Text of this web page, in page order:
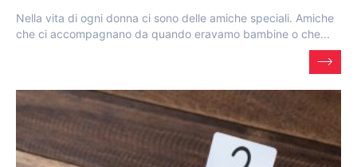
Nella vita di ogni donna ci sono delle amiche speciali. Amiche
che ci accompagnano da quando eravamo bambine o che...